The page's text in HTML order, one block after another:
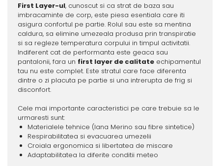
First Layer-ul, cunoscut si ca strat de baza sau
imbracaminte de corp, este piesa esentiala care iti
asigura confortul pe partie. Rolul sau este sa mentina
caldura, sa elimine umezeala produsa prin transpiratie
si sa regleze temperatura corpului in timpul activitatii.
Indiferent cat de performanta este geaca sau
pantalonii, fara un first layer de calitateechipamentul
tau nu este complet. Este stratul care face diferenta
dintre o zi placuta pe partie si una intrerupta de frig si
disconfort.
Cele mai importante caracteristici pe care trebuie sa le
urmaresti sunt:
Materialele tehnice (lana Merino sau fibre sintetice)
Respirabilitatea si evacuarea umezelii
Croiala ergonomica si libertatea de miscare
Adaptabilitatea la diferite conditii meteo